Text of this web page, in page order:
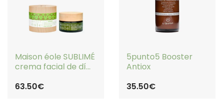
COMPRAR
Maison éole SUBLIMÉ
crema facial de día
63.50€
COMPRAR
5punto5 Booster
Antiox
35.50€